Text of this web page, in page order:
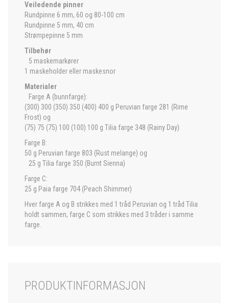
Veiledende pinner
Rundpinne 6 mm, 60 og 80-100 cm
Rundpinne 5 mm, 40 cm
Strømpepinne 5 mm
Tilbehør
5 maskemarkører
1 maskeholder eller maskesnor
Materialer
Farge A (bunnfarge):
(300) 300 (350) 350 (400) 400 g Peruvian farge 281 (Rime
Frost) og
(75) 75 (75) 100 (100) 100 g Tilia farge 348 (Rainy Day)
Farge B:
50 g Peruvian farge 803 (Rust melange) og
25 g Tilia farge 350 (Burnt Sienna)
Farge C:
25 g Paia farge 704 (Peach Shimmer)
Hver farge A og B strikkes med 1 tråd Peruvian og 1 tråd Tilia
holdt sammen, farge C som strikkes med 3 tråder i samme
farge.
PRODUKTINFORMASJON